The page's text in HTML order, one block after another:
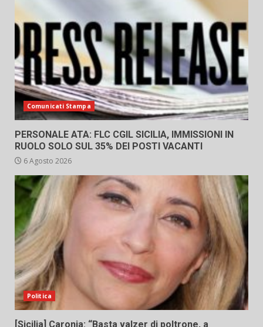
Comunicati Stampa
PERSONALE ATA: FLC CGIL SICILIA, IMMISSIONI IN
RUOLO SOLO SUL 35% DEI POSTI VACANTI
6 Agosto 2026
Politica
[Sicilia] Caronia: “Basta valzer di poltrone, a